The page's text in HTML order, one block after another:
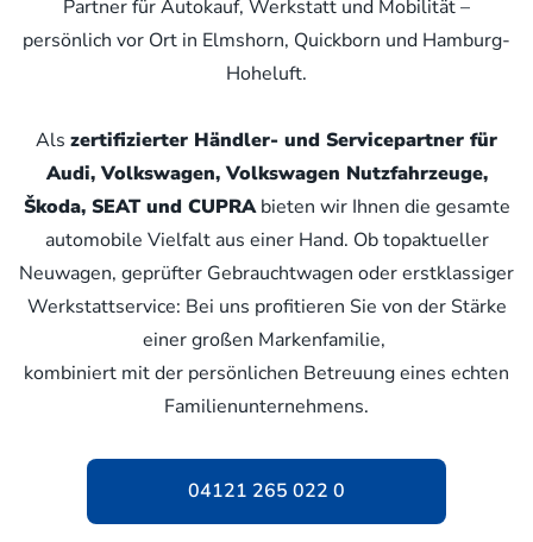
Partner für Autokauf, Werkstatt und Mobilität –
persönlich vor Ort in Elmshorn, Quickborn und Hamburg-
Hoheluft.
Als zertifizierter Händler- und Servicepartner für
Audi, Volkswagen, Volkswagen Nutzfahrzeuge,
Škoda, SEAT und CUPRAbieten wir Ihnen die gesamte
automobile Vielfalt aus einer Hand. Ob topaktueller
Neuwagen, geprüfter Gebrauchtwagen oder erstklassiger
Werkstattservice: Bei uns profitieren Sie von der Stärke
einer großen Markenfamilie,
kombiniert mit der persönlichen Betreuung eines echten
Familienunternehmens.
04121 265 022 0